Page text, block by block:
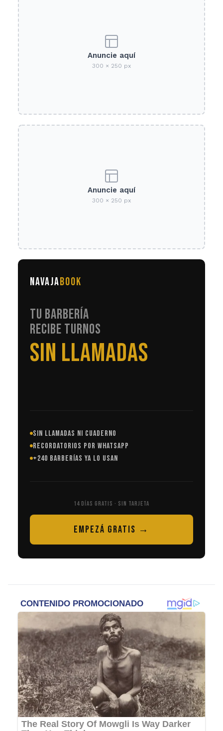
Anuncie aquí
300 × 250 px
Anuncie aquí
300 × 250 px
NAVAJABOOK
TU BARBERÍA
RECIBE TURNOS
EN AUTOMÁTICO
SIN LLAMADAS NI CUADERNO
RECORDATORIOS POR WHATSAPP
+240 BARBERÍAS YA LO USAN
14 DÍAS GRATIS · SIN TARJETA
EMPEZÁ GRATIS →